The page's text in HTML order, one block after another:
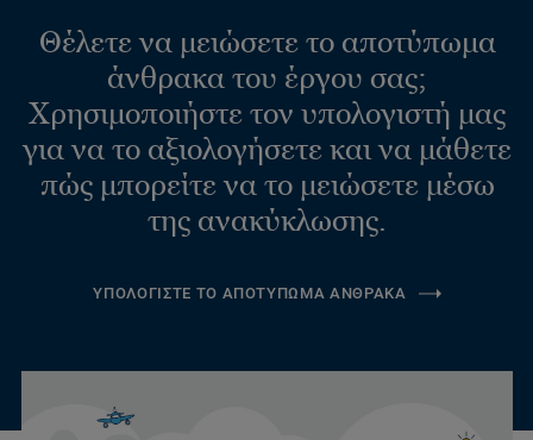
Θέλετε να μειώσετε το αποτύπωμα
άνθρακα του έργου σας;
Χρησιμοποιήστε τον υπολογιστή μας
για να το αξιολογήσετε και να μάθετε
πώς μπορείτε να το μειώσετε μέσω
της ανακύκλωσης.
ΥΠΟΛΟΓΙΣΤΕ ΤΟ ΑΠΟΤΥΠΩΜΑ ΑΝΘΡΑΚΑ